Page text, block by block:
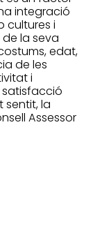
integració
cultures i
la seva
edat,
de les
i
sentit, la
Assessor